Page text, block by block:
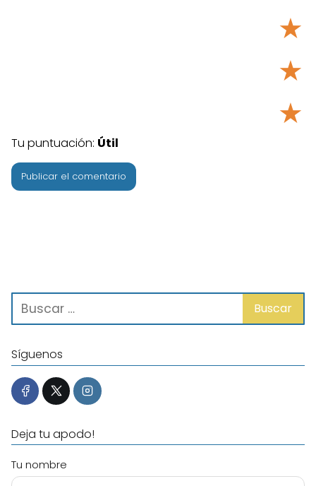
★
★
★
Tu puntuación: Útil
Síguenos
Deja tu apodo!
Tu nombre